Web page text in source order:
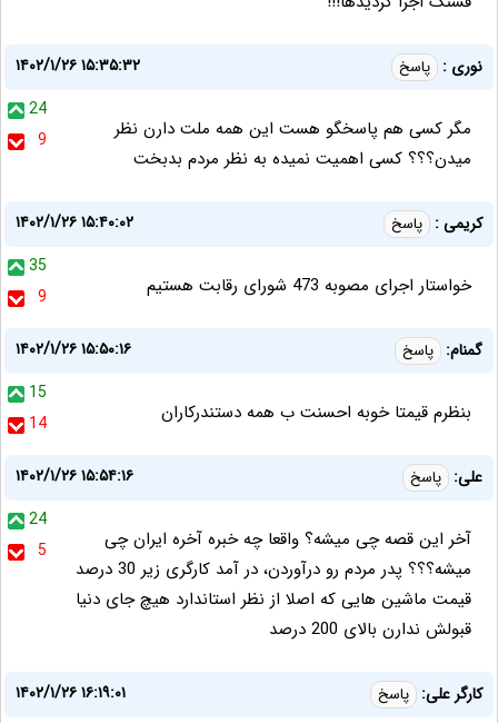
نوری : پاسخ
۱۴۰۲/۱/۲۶ ۱۵:۳۵:۳۲
24
9
مگر کسی هم پاسخگو هست این همه ملت دارن نظر
میدن؟؟؟ کسی اهمیت نمیده به نظر مردم بدبخت
کریمی : پاسخ
۱۴۰۲/۱/۲۶ ۱۵:۴۰:۰۲
35
9
خواستار اجرای مصوبه 473 شورای رقابت هستیم
گمنام: پاسخ
۱۴۰۲/۱/۲۶ ۱۵:۵۰:۱۶
15
14
بنظرم قیمتا خوبه احسنت ب همه دستندرکاران
علی: پاسخ
۱۴۰۲/۱/۲۶ ۱۵:۵۴:۱۶
24
5
آخر این قصه چی میشه؟ واقعا چه خبره آخره ایران چی
میشه؟؟؟ پدر مردم رو درآوردن، در آمد کارگری زیر 30 درصد
قیمت ماشین هایی که اصلا از نظر استاندارد هیچ جای دنیا
قبولش ندارن بالای 200 درصد
کارگر علی: پاسخ
۱۴۰۲/۱/۲۶ ۱۶:۱۹:۰۱